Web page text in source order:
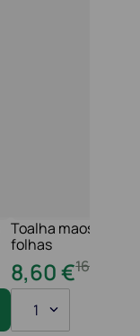
Toalha maos 2f
folhas
16
8,60€
1